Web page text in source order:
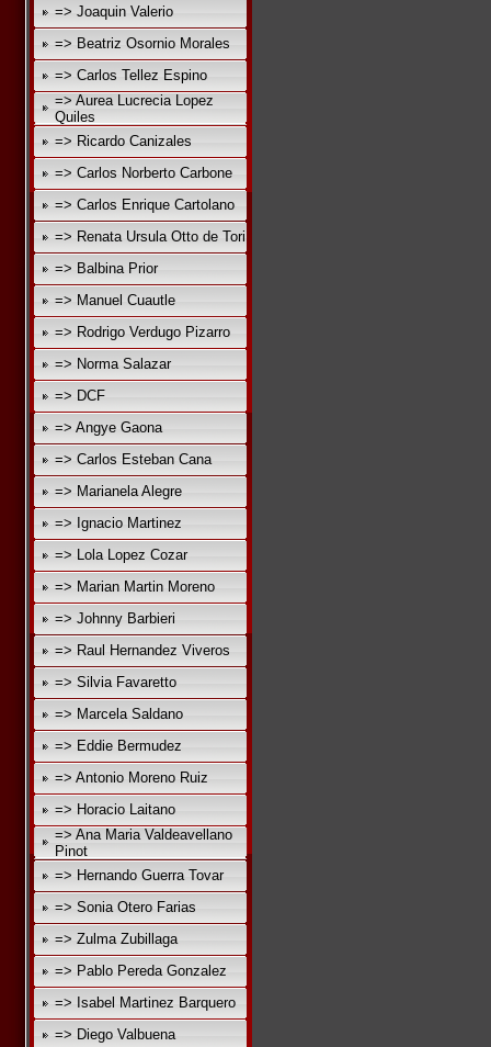
=> Joaquin Valerio
=> Beatriz Osornio Morales
=> Carlos Tellez Espino
=> Aurea Lucrecia Lopez
Quiles
=> Ricardo Canizales
=> Carlos Norberto Carbone
=> Carlos Enrique Cartolano
=> Renata Ursula Otto de Tori
=> Balbina Prior
=> Manuel Cuautle
=> Rodrigo Verdugo Pizarro
=> Norma Salazar
=> DCF
=> Angye Gaona
=> Carlos Esteban Cana
=> Marianela Alegre
=> Ignacio Martinez
=> Lola Lopez Cozar
=> Marian Martin Moreno
=> Johnny Barbieri
=> Raul Hernandez Viveros
=> Silvia Favaretto
=> Marcela Saldano
=> Eddie Bermudez
=> Antonio Moreno Ruiz
=> Horacio Laitano
=> Ana Maria Valdeavellano
Pinot
=> Hernando Guerra Tovar
=> Sonia Otero Farias
=> Zulma Zubillaga
=> Pablo Pereda Gonzalez
=> Isabel Martinez Barquero
=> Diego Valbuena